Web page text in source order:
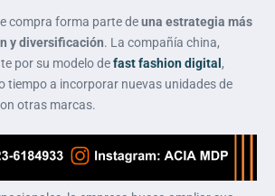
compra forma parte deuna estrategia más
y diversificación. La compañía china,
por su modelo defast fashion digital ,
tiempo a incorporar nuevas unidades de
otras marcas.